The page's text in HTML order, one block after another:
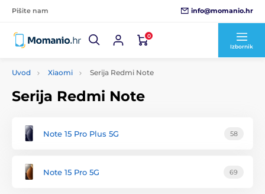
Pišite nam info@momanio.hr
0
Izbornik
Uvod Xiaomi Serija Redmi Note
Serija Redmi Note
Note 15 Pro Plus 5G 58
Note 15 Pro 5G 69